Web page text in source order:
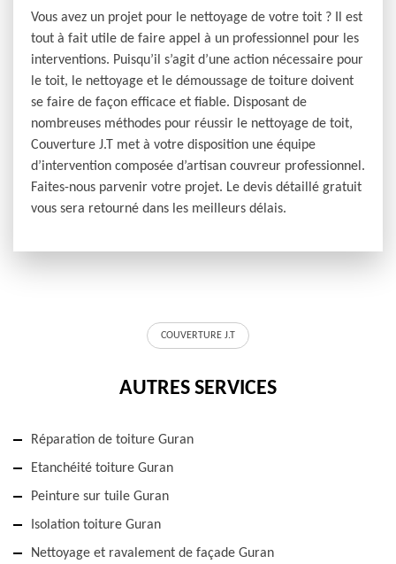
Vous avez un projet pour le nettoyage de votre toit ? Il est
tout à fait utile de faire appel à un professionnel pour les
interventions. Puisqu’il s’agit d’une action nécessaire pour
le toit, le nettoyage et le démoussage de toiture doivent
se faire de façon efficace et fiable. Disposant de
nombreuses méthodes pour réussir le nettoyage de toit,
Couverture J.T met à votre disposition une équipe
d’intervention composée d’artisan couvreur professionnel.
Faites-nous parvenir votre projet. Le devis détaillé gratuit
vous sera retourné dans les meilleurs délais.
COUVERTURE J.T
AUTRES SERVICES
Réparation de toiture Guran
Etanchéité toiture Guran
Peinture sur tuile Guran
Isolation toiture Guran
Nettoyage et ravalement de façade Guran